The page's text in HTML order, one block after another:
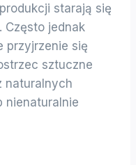
starają się
Często jednak
przyjrzenie się
sztuczne
naturalnych
nienaturalnie